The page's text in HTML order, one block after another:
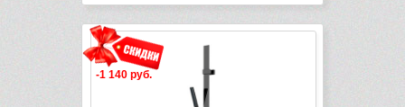
-1 140 руб.